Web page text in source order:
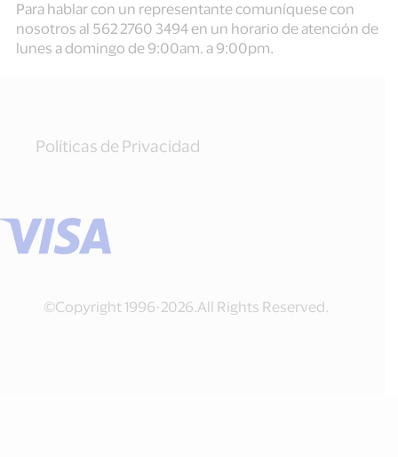
Para hablar con un representante comuníquese con
nosotros al 562 2760 3494 en un horario de atención de
lunes a domingo de 9:00am. a 9:00pm.
Políticas de Privacidad
©Copyright 1996-2026.All Rights Reserved.